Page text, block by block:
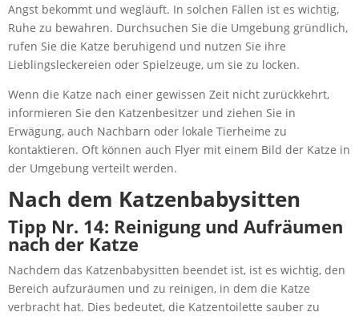
Angst bekommt und wegläuft. In solchen Fällen ist es wichtig,
Ruhe zu bewahren. Durchsuchen Sie die Umgebung gründlich,
rufen Sie die Katze beruhigend und nutzen Sie ihre
Lieblingsleckereien oder Spielzeuge, um sie zu locken.
Wenn die Katze nach einer gewissen Zeit nicht zurückkehrt,
informieren Sie den Katzenbesitzer und ziehen Sie in
Erwägung, auch Nachbarn oder lokale Tierheime zu
kontaktieren. Oft können auch Flyer mit einem Bild der Katze in
der Umgebung verteilt werden.
Nach dem Katzenbabysitten
Tipp Nr. 14: Reinigung und Aufräumen
nach der Katze
Nachdem das Katzenbabysitten beendet ist, ist es wichtig, den
Bereich aufzuräumen und zu reinigen, in dem die Katze
verbracht hat. Dies bedeutet, die Katzentoilette sauber zu